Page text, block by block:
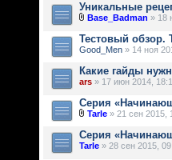
Уникальные
Base_Badman » 18
Тестовый обзор.
Good_Men » 14 ноя
Какие гайды
ars » 17 июн 2014,
Серия
Tarle » 21 сен 2015,
Серия
Tarle » 28 сен 2015,